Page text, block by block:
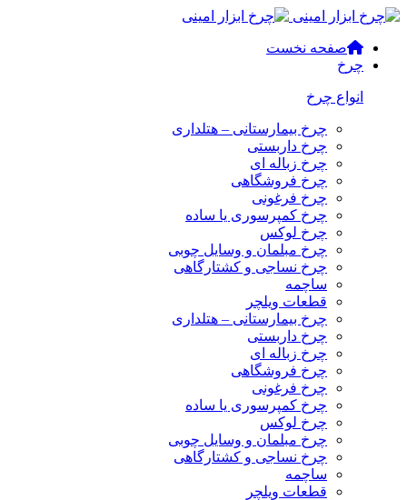
صفحه نخست
چرخ
انواع چرخ
چرخ بیمارستانی – هتلداری
چرخ داربستی
چرخ زباله ای
چرخ فروشگاهی
چرخ فرغونی
چرخ کمپرسوری یا ساده
چرخ لوکس
چرخ مبلمان و وسایل چوبی
چرخ نساجی و کشتارگاهی
ساچمه
قطعات ویلچر
چرخ بیمارستانی – هتلداری
چرخ داربستی
چرخ زباله ای
چرخ فروشگاهی
چرخ فرغونی
چرخ کمپرسوری یا ساده
چرخ لوکس
چرخ مبلمان و وسایل چوبی
چرخ نساجی و کشتارگاهی
ساچمه
قطعات ویلچر